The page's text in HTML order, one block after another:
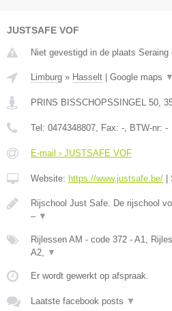
JUSTSAFE VOF
Niet gevestigd in de plaats
Limburg » Hasselt Google maps ▼
PRINS BISSCHOPSSINGEL 50,
Tel: 0474348807, Fax: -, BTW-nr: -
E-mail › JUSTSAFE VOF
Website: https://www.justsafe.be/
Rijschool Just Safe. De rijschool
– ▼
Rijlessen AM - code 372 - A1,
A2, ▼
Er wordt gewerkt op afspraak.
Laatste facebook posts ▼